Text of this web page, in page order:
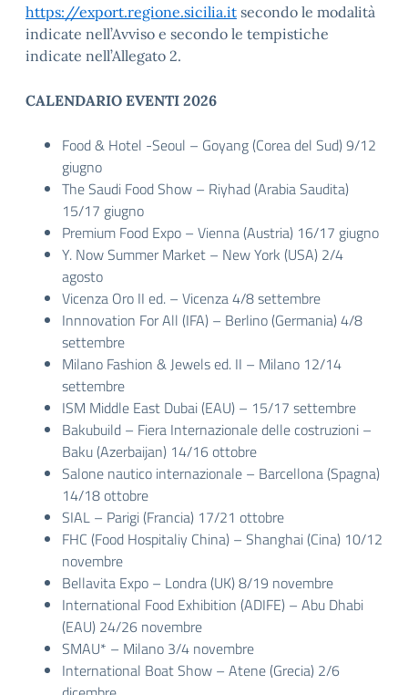
https://export.regione.sicilia.it secondo le modalità
indicate nell’Avviso e secondo le tempistiche
indicate nell’Allegato 2.
CALENDARIO EVENTI 2026
Food & Hotel -Seoul – Goyang (Corea del Sud) 9/12
giugno
The Saudi Food Show – Riyhad (Arabia Saudita)
15/17 giugno
Premium Food Expo – Vienna (Austria) 16/17 giugno
Y. Now Summer Market – New York (USA) 2/4
agosto
Vicenza Oro II ed. – Vicenza 4/8 settembre
Innnovation For All (IFA) – Berlino (Germania) 4/8
settembre
Milano Fashion & Jewels ed. II – Milano 12/14
settembre
ISM Middle East Dubai (EAU) – 15/17 settembre
Bakubuild – Fiera Internazionale delle costruzioni –
Baku (Azerbaijan) 14/16 ottobre
Salone nautico internazionale – Barcellona (Spagna)
14/18 ottobre
SIAL – Parigi (Francia) 17/21 ottobre
FHC (Food Hospitaliy China) – Shanghai (Cina) 10/12
novembre
Bellavita Expo – Londra (UK) 8/19 novembre
International Food Exhibition (ADIFE) – Abu Dhabi
(EAU) 24/26 novembre
SMAU* – Milano 3/4 novembre
International Boat Show – Atene (Grecia) 2/6